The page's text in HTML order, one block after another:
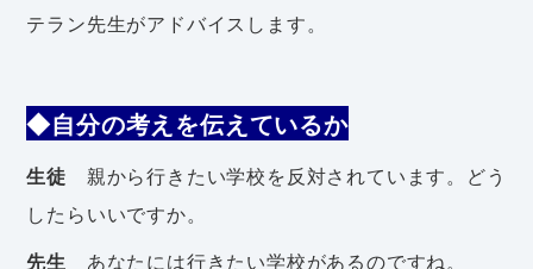
テラン先生がアドバイスします。
◆自分の考えを伝えているか
生徒 親から行きたい学校を反対されています。どう
したらいいですか。
先生 あなたには行きたい学校があるのですね。